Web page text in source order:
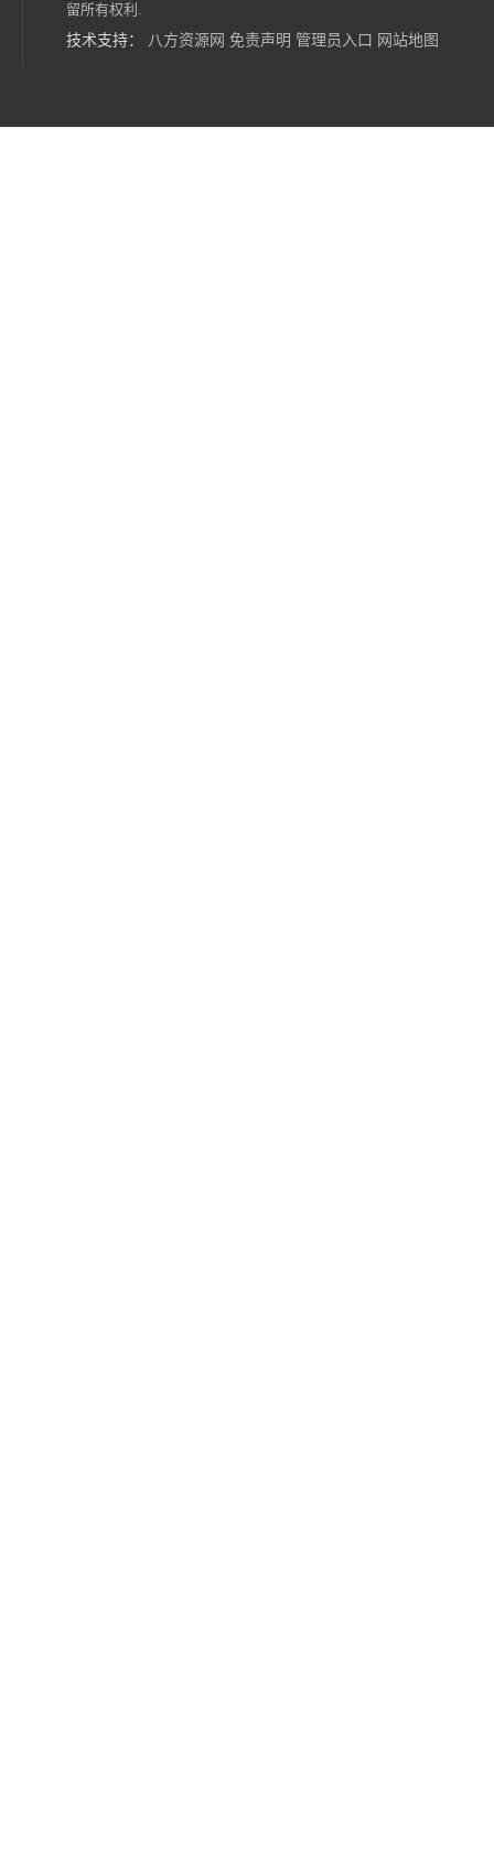
天津食品级液氮二氧化碳生产厂家全市配送上门
留所有权利.
技术支持： 八方资源网 免责声明 管理员入口 网站地图